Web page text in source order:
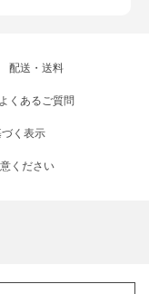
配送・送料
よくあるご質問
く表示
ください